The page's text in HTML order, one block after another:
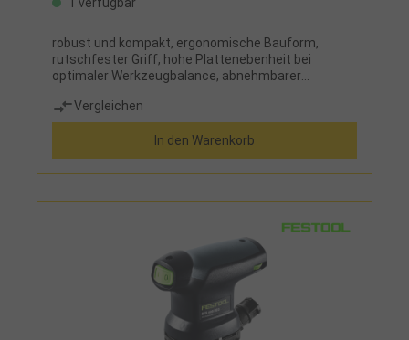
robust und kompakt, ergonomische Bauform,
rutschfester Griff, hohe Plattenebenheit bei
optimaler Werkzeugbalance, abnehmbarer
große Holzoberflächen, Kanten- und Fugenschliff,
Schleifen von Spachtelmasse Lieferumfang:
Staubbeutel und Lochplatte
Vergleichen
In den Warenkorb